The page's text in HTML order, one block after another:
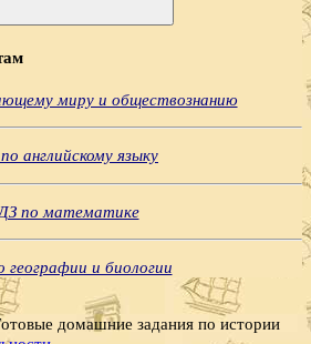
миру и обществознанию
английскому языку
по математике
географии и биологии
домашние задания по истории